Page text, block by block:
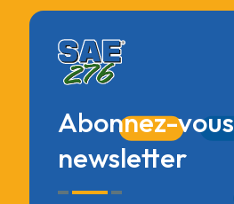
Abonnez-
newsletter